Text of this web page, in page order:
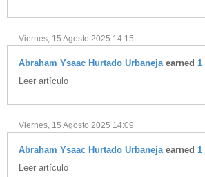
Notifications
Viernes, 15 Agosto 2025 14:15
Abraham Ysaac Hurtado Urbanejaearned 1
Leer artículo
Viernes, 15 Agosto 2025 14:09
Abraham Ysaac Hurtado Urbanejaearned 1
Leer artículo